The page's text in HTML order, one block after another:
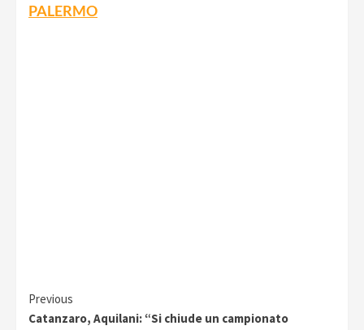
PALERMO
Continue
Previous
Catanzaro, Aquilani: “Si chiude un campionato